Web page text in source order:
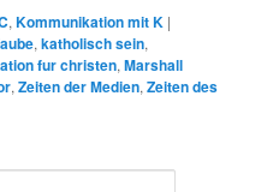
,Kommunikation mit K |
,katholisch sein,
fur christen,Marshall
,Zeiten der Medien,Zeiten des